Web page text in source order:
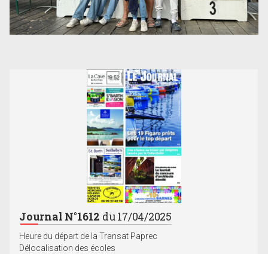
Journal N°1612 du 17/04/2025
Heure du départ de la Transat Paprec
Délocalisation des écoles